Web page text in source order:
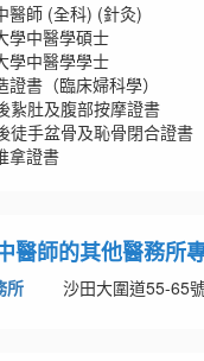
醫師 (全科) (針灸)
學中醫學碩士
學中醫學學士
證書（臨床婦科學）
紥肚及腹部按摩證書
徒手盆骨及恥骨閉合證書
拿證書
醫師的其他醫務所
所 沙田大圍道55-65